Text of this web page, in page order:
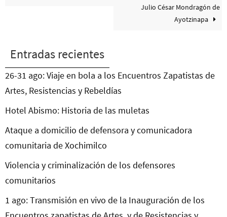
Julio César Mondragón de
Ayotzinapa
Entradas recientes
26-31 ago: Viaje en bola a los Encuentros Zapatistas de
Artes, Resistencias y Rebeldías
Hotel Abismo: Historia de las muletas
Ataque a domicilio de defensora y comunicadora
comunitaria de Xochimilco
Violencia y criminalización de los defensores
comunitarios
1 ago: Transmisión en vivo de la Inauguración de los